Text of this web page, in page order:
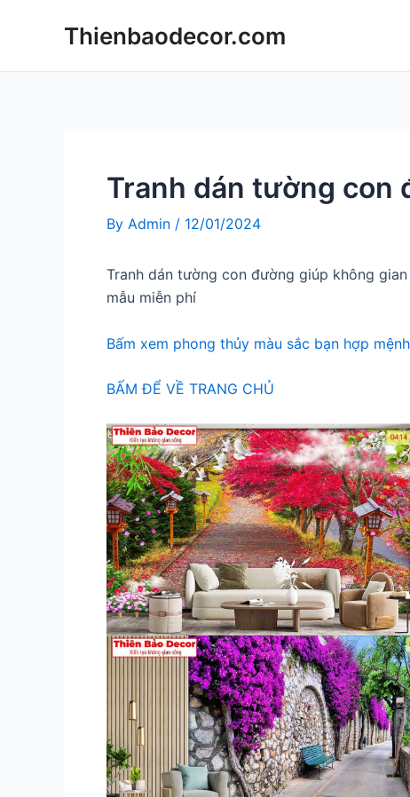
Thienbaodecor.com
Tranh dán tường con
By Admin / 12/01/2024
Tranh dán tường con đường giúp không
mẫu miễn phí
Bấm xem phong thủy màu sắc bạn hợp
BẤM ĐỂ VỀ TRANG CHỦ